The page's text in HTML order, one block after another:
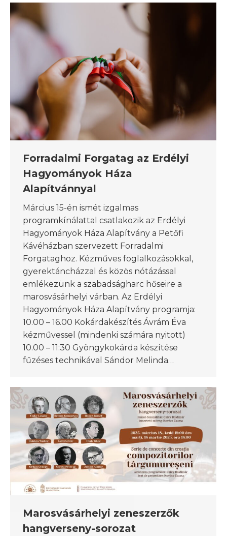
Forradalmi Forgatag az Erdélyi
Hagyományok Háza
Alapítvánnyal
Március 15-én ismét izgalmas
programkínálattal csatlakozik az Erdélyi
Hagyományok Háza Alapítvány a Petőfi
Kávéházban szervezett Forradalmi
Forgataghoz. Kézműves foglalkozásokkal,
gyerektáncházzal és közös nótázással
emlékezünk a szabadságharc hőseire a
marosvásárhelyi várban. Az Erdélyi
Hagyományok Háza Alapítvány programja:
10.00 – 16.00 Kokárdakészítés Ávrám Éva
kézművessel (mindenki számára nyitott)
10.00 – 11:30 Gyöngykokárda készítése
fűzéses technikával Sándor Melinda…
Marosvásárhelyi zeneszerzők
hangverseny-sorozat